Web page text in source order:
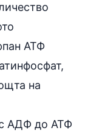
АТФ
на
с АДФ до АТФ